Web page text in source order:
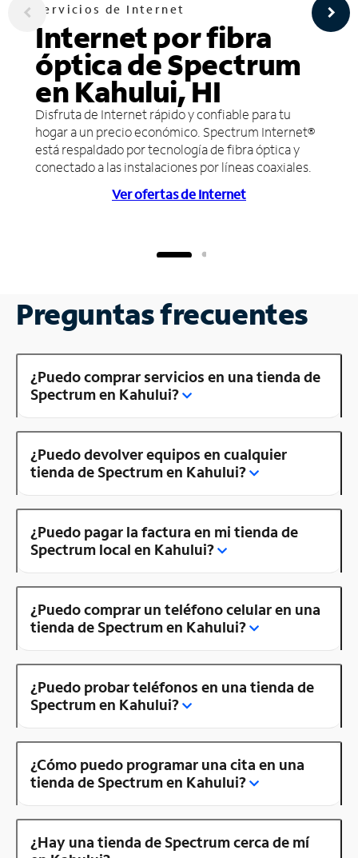
Servicios de Internet
Internet por fibra
óptica de Spectrum
en Kahului, HI
Disfruta de Internet rápido y confiable para tu
hogar a un precio económico. Spectrum Internet®
está respaldado por tecnología de fibra óptica y
conectado a las instalaciones por líneas coaxiales.
Ver ofertas de Internet
Preguntas frecuentes
¿Puedo comprar servicios en una tienda de
Spectrum en Kahului?
¿Puedo devolver equipos en cualquier
tienda de Spectrum en Kahului?
¿Puedo pagar la factura en mi tienda de
Spectrum local en Kahului?
¿Puedo comprar un teléfono celular en una
tienda de Spectrum en Kahului?
¿Puedo probar teléfonos en una tienda de
Spectrum en Kahului?
¿Cómo puedo programar una cita en una
tienda de Spectrum en Kahului?
¿Hay una tienda de Spectrum cerca de mí